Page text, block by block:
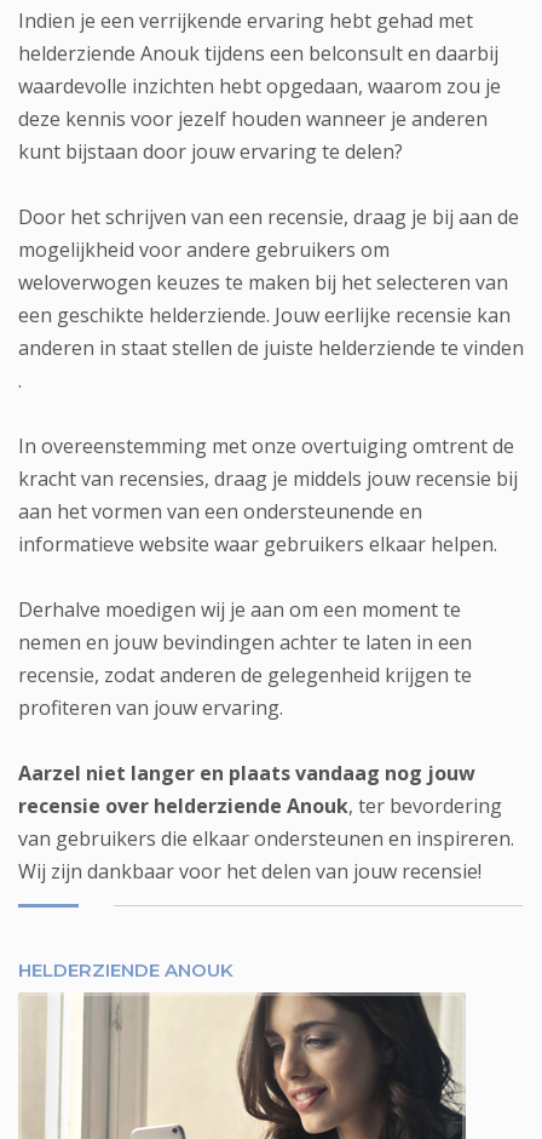
Indien je een verrijkende ervaring hebt gehad met
helderziende Anouk tijdens een belconsult en daarbij
waardevolle inzichten hebt opgedaan, waarom zou je
deze kennis voor jezelf houden wanneer je anderen
kunt bijstaan door jouw ervaring te delen?
Door het schrijven van een recensie, draag je bij aan de
mogelijkheid voor andere gebruikers om
weloverwogen keuzes te maken bij het selecteren van
een geschikte helderziende. Jouw eerlijke recensie kan
anderen in staat stellen de juiste helderziende te vinden
.
In overeenstemming met onze overtuiging omtrent de
kracht van recensies, draag je middels jouw recensie bij
aan het vormen van een ondersteunende en
informatieve website waar gebruikers elkaar helpen.
Derhalve moedigen wij je aan om een moment te
nemen en jouw bevindingen achter te laten in een
recensie, zodat anderen de gelegenheid krijgen te
profiteren van jouw ervaring.
Aarzel niet langer en plaats vandaag nog jouw
recensie over helderziende Anouk, ter bevordering
van gebruikers die elkaar ondersteunen en inspireren.
Wij zijn dankbaar voor het delen van jouw recensie!
HELDERZIENDE ANOUK